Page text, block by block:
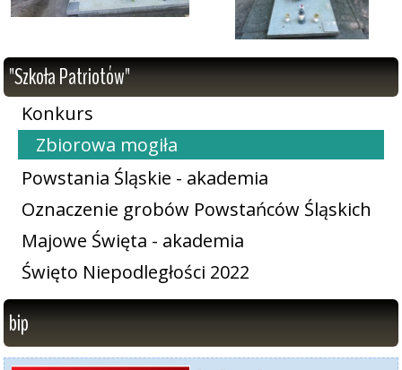
"Szkoła Patriotów"
Konkurs
Zbiorowa mogiła
Powstania Śląskie - akademia
Oznaczenie grobów Powstańców Śląskich
Majowe Święta - akademia
Święto Niepodległości 2022
bip